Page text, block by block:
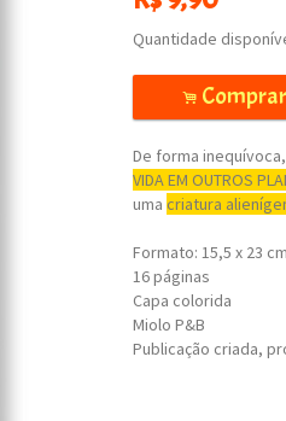
Quantidade
. Comprar
De forma
VIDA EM OUTROS
uma criatura
Formato: 15,5 x 23 cm
16 páginas
Capa colorida
Miolo P&B
Publicação criada,